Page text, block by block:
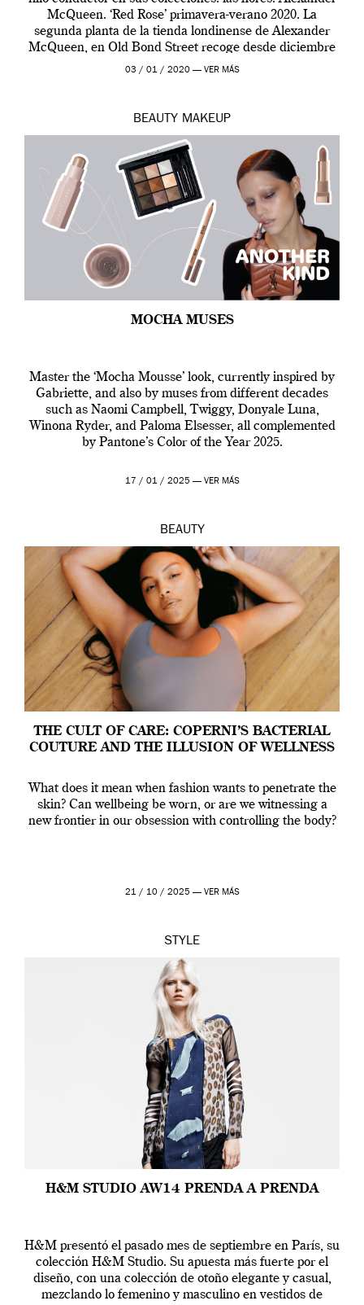
McQueen. ‘Red Rose’ primavera-verano 2020. La
segunda planta de la tienda londinense de Alexander
McQueen, en Old Bond Street recoge desde diciembre
de 2019 hasta final de abril […]
03 / 01 / 2020 — VER MÁS
BEAUTY MAKEUP
MOCHA MUSES
Master the ‘Mocha Mousse’ look, currently inspired by
Gabriette, and also by muses from different decades
such as Naomi Campbell, Twiggy, Donyale Luna,
Winona Ryder, and Paloma Elsesser, all complemented
by Pantone’s Color of the Year 2025.
17 / 01 / 2025 — VER MÁS
BEAUTY
THE CULT OF CARE: COPERNI’S BACTERIAL
COUTURE AND THE ILLUSION OF WELLNESS
What does it mean when fashion wants to penetrate the
skin? Can wellbeing be worn, or are we witnessing a
new frontier in our obsession with controlling the body?
21 / 10 / 2025 — VER MÁS
STYLE
H&M STUDIO AW14 PRENDA A PRENDA
H&M presentó el pasado mes de septiembre en París, su
colección H&M Studio. Su apuesta más fuerte por el
diseño, con una colección de otoño elegante y casual,
mezclando lo femenino y masculino en vestidos de